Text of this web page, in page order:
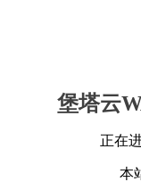
堡塔云
正在
本